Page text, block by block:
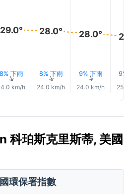
29.0°
8% 下雨
↑
km/h
28.0°
8% 下雨
↑
24.0 km/h
28.0°
9% 下雨
↑
24.0 km/h
9%
25.0
科珀斯克里斯蒂, 美國
環保署指數